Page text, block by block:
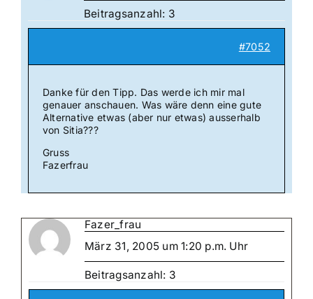
Beitragsanzahl: 3
#7052
Danke für den Tipp. Das werde ich mir mal
genauer anschauen. Was wäre denn eine gute
Alternative etwas (aber nur etwas) ausserhalb
von Sitia???
Gruss
Fazerfrau
Fazer_frau
März 31, 2005 um 1:20 p.m. Uhr
Beitragsanzahl: 3